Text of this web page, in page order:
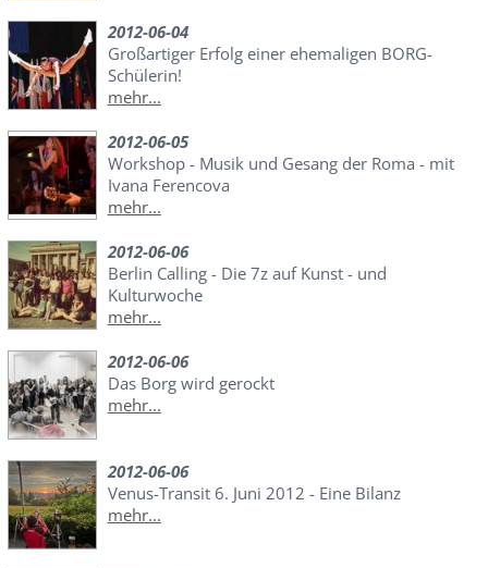
2012-06-04
Großartiger Erfolg einer ehemaligen BORG-
Schülerin!
mehr...
2012-06-05
Workshop - Musik und Gesang der Roma - mit
Ivana Ferencova
mehr...
2012-06-06
Berlin Calling - Die 7z auf Kunst - und
Kulturwoche
mehr...
2012-06-06
Das Borg wird gerockt
mehr...
2012-06-06
Venus-Transit 6. Juni 2012 - Eine Bilanz
mehr...